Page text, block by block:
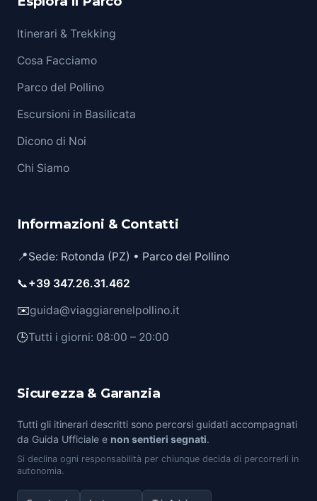
Itinerari & Trekking
Cosa Facciamo
Parco del Pollino
Escursioni in Basilicata
Dicono di Noi
Chi Siamo
Informazioni & Contatti
📍Sede: Rotonda (PZ) • Parco del Pollino
📞+39 347.26.31.462
✉️guida@viaggiarenelpollino.it
🕒Tutti i giorni: 08:00 – 20:00
Sicurezza & Garanzia
Tutti gli itinerari descritti sono percorsi guidati accompagnati
da Guida Ufficiale e non sentieri segnati.
Si declina ogni responsabilità per chiunque decida di percorrerli in
autonomia.